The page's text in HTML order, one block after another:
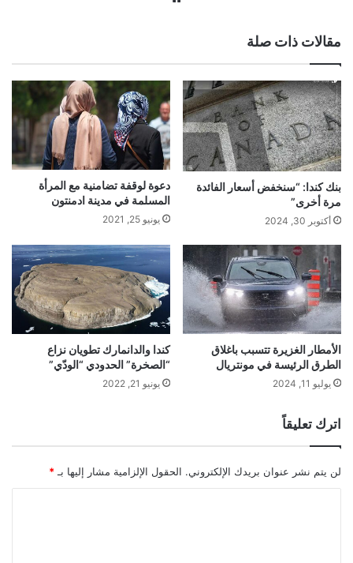
مقالات ذات صلة
بنك كندا: “سنخفض أسعار الفائدة
مرة أخرى”
أكتوبر 30, 2024
دعوة لوقفة تضامنية مع المرأة
المسلمة في مدينة ادمنتون
يونيو 25, 2021
الأمطار الغزيرة تتسبب باغلاق
الطرق الرئيسة في مونتريال
يوليو 11, 2024
كندا والدانمارك تطويان نزاع
“الصخرة” الحدودي “الودّي”
يونيو 21, 2022
اترك تعليقاً
لن يتم نشر عنوان بريدك الإلكتروني. الحقول الإلزامية مشار إليها بـ *